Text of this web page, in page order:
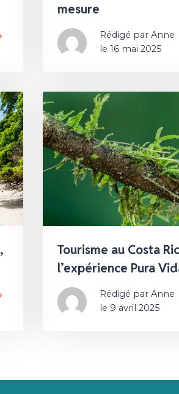
mesure
Rédigé par Anne
le 16 mai 2025
Tourisme au Costa
l’expérience Pura
Rédigé par Anne
le 9 avril 2025